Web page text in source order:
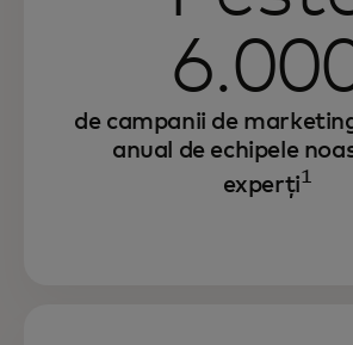
de campanii de
anual de echipele
experți1